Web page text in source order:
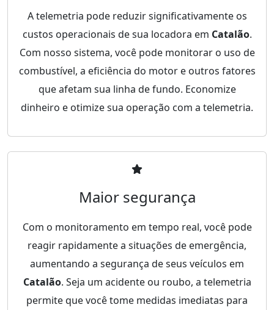
A telemetria pode reduzir significativamente os
custos operacionais de sua locadora em Catalão.
Com nosso sistema, você pode monitorar o uso de
combustível, a eficiência do motor e outros fatores
que afetam sua linha de fundo. Economize
dinheiro e otimize sua operação com a telemetria.
Maior segurança
Com o monitoramento em tempo real, você pode
reagir rapidamente a situações de emergência,
aumentando a segurança de seus veículos em
Catalão. Seja um acidente ou roubo, a telemetria
permite que você tome medidas imediatas para